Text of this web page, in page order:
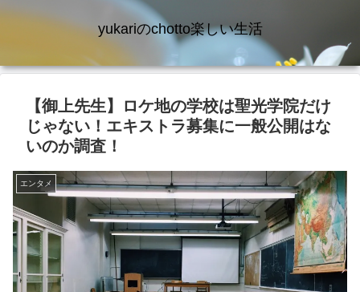
yukariのchotto楽しい生活
【御上先生】ロケ地の学校は聖光学院だけ
じゃない！エキストラ募集に一般公開はな
いのか調査！
エンタメ